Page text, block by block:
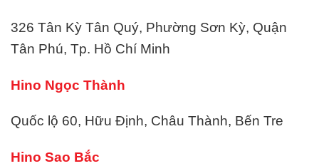
326 Tân Kỳ Tân Quý, Phường Sơn Kỳ, Quận
Tân Phú, Tp. Hồ Chí Minh
Hino Ngọc Thành
Quốc lộ 60, Hữu Định, Châu Thành, Bến Tre
Hino Sao Bắc